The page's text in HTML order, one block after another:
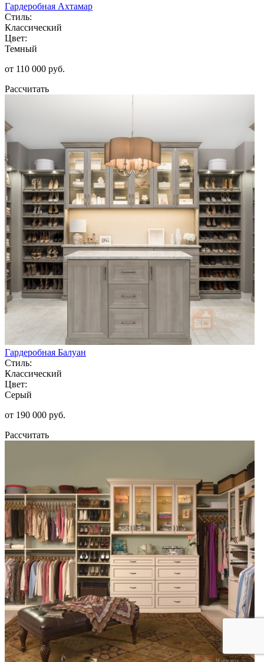
Гардеробная Ахтамар
Стиль:
Классический
Цвет:
Темный
от 110 000 руб.
Рассчитать
Гардеробная Балуан
Стиль:
Классический
Цвет:
Серый
от 190 000 руб.
Рассчитать